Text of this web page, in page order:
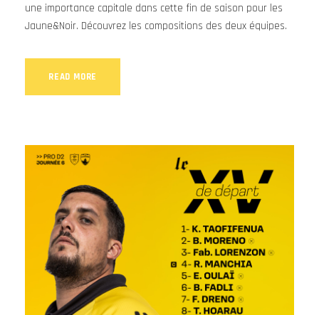
une importance capitale dans cette fin de saison pour les
Jaune&Noir. Découvrez les compositions des deux équipes.
READ MORE